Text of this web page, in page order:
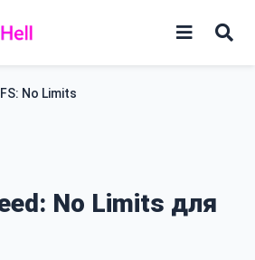
No Limits
No Limits для
PC VERSION
ГОНКИ
V8.6.0